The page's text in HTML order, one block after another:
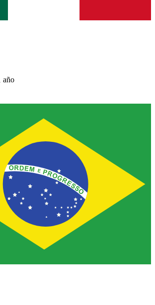
año